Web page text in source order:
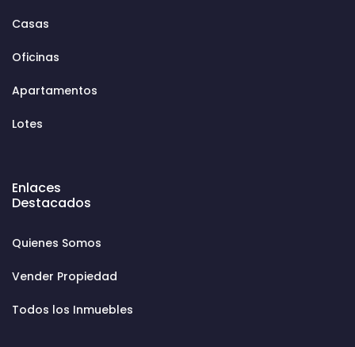
Casas
Oficinas
Apartamentos
Lotes
Enlaces
Destacados
Quienes Somos
Vender Propiedad
Todos los Inmuebles